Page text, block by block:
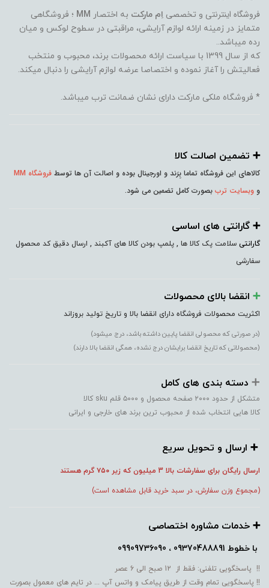
فروشگاه اینترنتی و تخصصی اِم مارکت به اختصار MM ؛ فروشگاهی
متمایز در زمینه ارائه لوازم آرایشی، مراقبتی در سطوح لوکس و میان
رده میباشد..
که از سال 1399 با سیاست ارائه محصولات برند، محبوب و منتخب
فعالیتش را آغاز نموده و اختصاصا عرضه لوازم آرایشی را دنبال میکند.
* فروشگاه ملکی مارکت دارای نشان ضمانت ترب میباشد.
➕️ تضمین اصالت کالا
کالاهای این فروشگاه تماما بِرَند و اورجینال بوده و اصالت آن ها توسط فروشگاه MM
و وبسایت ترب بصورت کامل تضمین می شود.
➕️ گارانتی های اساسی
گارانتی سلامت پک کالا ها , پلمپ بودن کالا های آکبند , ارسال دقیق کد محصول
سفارشی
➕️ انقضا بالای محصولات
اکثریت محصولات فروشگاه دارای انقضا بالا و تاریخ تولید بروزاند
(در صورتی که محصولی انقضا پایین داشته باشد، درج میشود)
(محصولاتی که تاریخ انقضا برایشان درج نشده، همگی انقضا بالا دارند)
➕️ دسته بندی های کامل
متشکل از حدود ۲۰۰۰ صفحه محصول و ۵۰۰۰ قلم sku کالا
کالا هایی انتخاب شده از محبوب ترین برند های خارجی و ایرانی
➕️ ارسال و تحویل سریع
ارسال رایگان برای سفارشات بالا 3 میلیون که زیر ۷۵۰ گرم هستند
(مجموع وزن سفارش، در سبد خرید قابل مشاهده است)
➕️ خدمات مشاوره اختصاصی
با خطوط 09370488891 ، 09909736090
!! پاسخگویی تلفنی: فقط از 12 صبح الی 6 عصر
!! پاسخگویی تمام وقت از طریق پیامک و واتس آپ ... در تایم های معمول بصورت